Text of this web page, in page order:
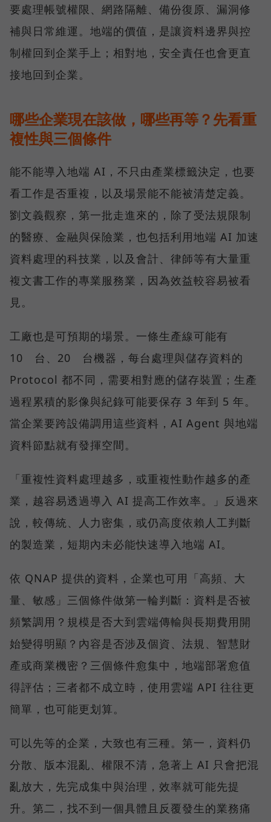
要處理帳號權限、網路隔離、備份復原、漏洞修
補與日常維運。地端的價值，是讓資料邊界與控
制權回到企業手上；相對地，安全責任也會更直
接地回到企業。
哪些企業現在該做，哪些再等？先看重
複性與三個條件
能不能導入地端 AI，不只由產業標籤決定，也要
看工作是否重複，以及場景能不能被清楚定義。
劉文義觀察，第一批走進來的，除了受法規限制
的醫療、金融與保險業，也包括利用地端 AI 加速
資料處理的科技業，以及會計、律師等有大量重
複文書工作的專業服務業，因為效益較容易被看
見。
工廠也是可預期的場景。一條生產線可能有
10 台、20 台機器，每台處理與儲存資料的
Protocol 都不同，需要相對應的儲存裝置；生產
過程累積的影像與紀錄可能要保存 3 年到 5 年。
當企業要跨設備調用這些資料，AI Agent 與地端
資料節點就有發揮空間。
「重複性資料處理越多，或重複性動作越多的產
業，越容易透過導入 AI 提高工作效率。」反過來
說，較傳統、人力密集，或仍高度依賴人工判斷
的製造業，短期內未必能快速導入地端 AI。
依 QNAP 提供的資料，企業也可用「高頻、大
量、敏感」三個條件做第一輪判斷：資料是否被
頻繁調用？規模是否大到雲端傳輸與長期費用開
始變得明顯？內容是否涉及個資、法規、智慧財
產或商業機密？三個條件愈集中，地端部署愈值
得評估；三者都不成立時，使用雲端 API 往往更
簡單，也可能更划算。
可以先等的企業，大致也有三種。第一，資料仍
分散、版本混亂、權限不清，急著上 AI 只會把混
亂放大，先完成集中與治理，效率就可能先提
升。第二，找不到一個具體且反覆發生的業務痛